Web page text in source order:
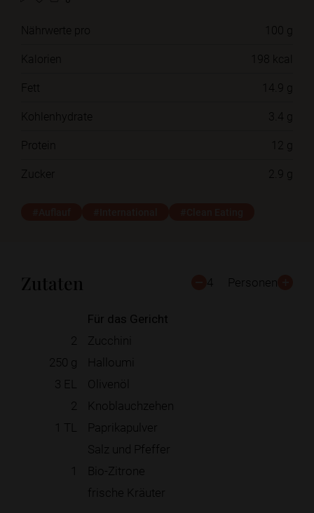
Nährwerte pro
100 g
Kalorien
198 kcal
Fett
14.9 g
Kohlenhydrate
3.4 g
Protein
12 g
Zucker
2.9 g
Zutaten 4 Personen
Für das Gericht
2
Zucchini
250 g
Halloumi
3 EL
Olivenöl
2
Knoblauchzehen
1 TL
Paprikapulver
Salz und Pfeffer
1
Bio-Zitrone
frische Kräuter